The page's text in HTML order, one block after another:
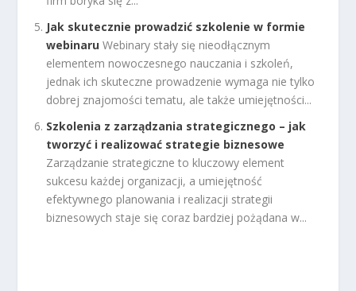
Jak skutecznie prowadzić szkolenie w formie
webinaru Webinary stały się nieodłącznym
elementem nowoczesnego nauczania i szkoleń,
jednak ich skuteczne prowadzenie wymaga nie tylko
dobrej znajomości tematu, ale także umiejętności...
Szkolenia z zarządzania strategicznego – jak
tworzyć i realizować strategie biznesowe
Zarządzanie strategiczne to kluczowy element
sukcesu każdej organizacji, a umiejętność
efektywnego planowania i realizacji strategii
biznesowych staje się coraz bardziej pożądana w...